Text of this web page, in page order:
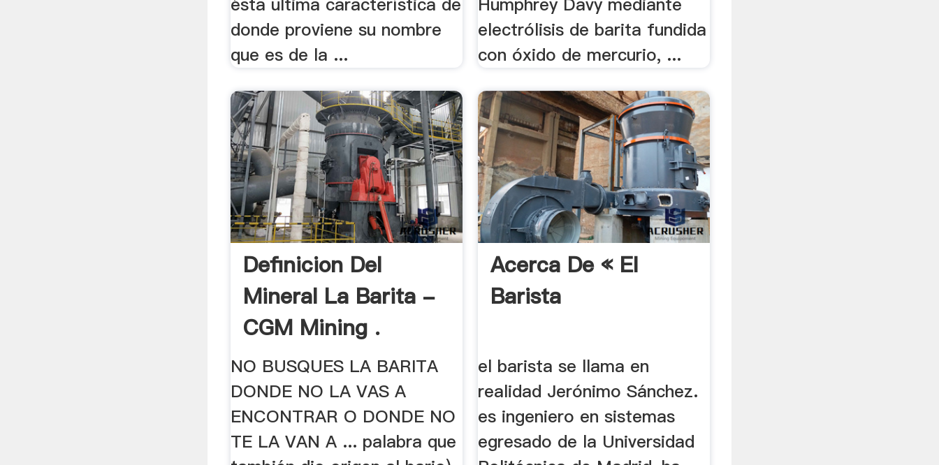
donde proviene su nombre
que es de la ...
electrólisis de barita fundida
con óxido de mercurio, ...
Definicion Del
Mineral La Barita -
CGM Mining .
NO BUSQUES LA BARITA
DONDE NO LA VAS A
ENCONTRAR O DONDE NO
TE LA VAN A ... palabra que
Acerca De « El
Barista
el barista se llama en
realidad Jerónimo Sánchez.
es ingeniero en sistemas
egresado de la Universidad